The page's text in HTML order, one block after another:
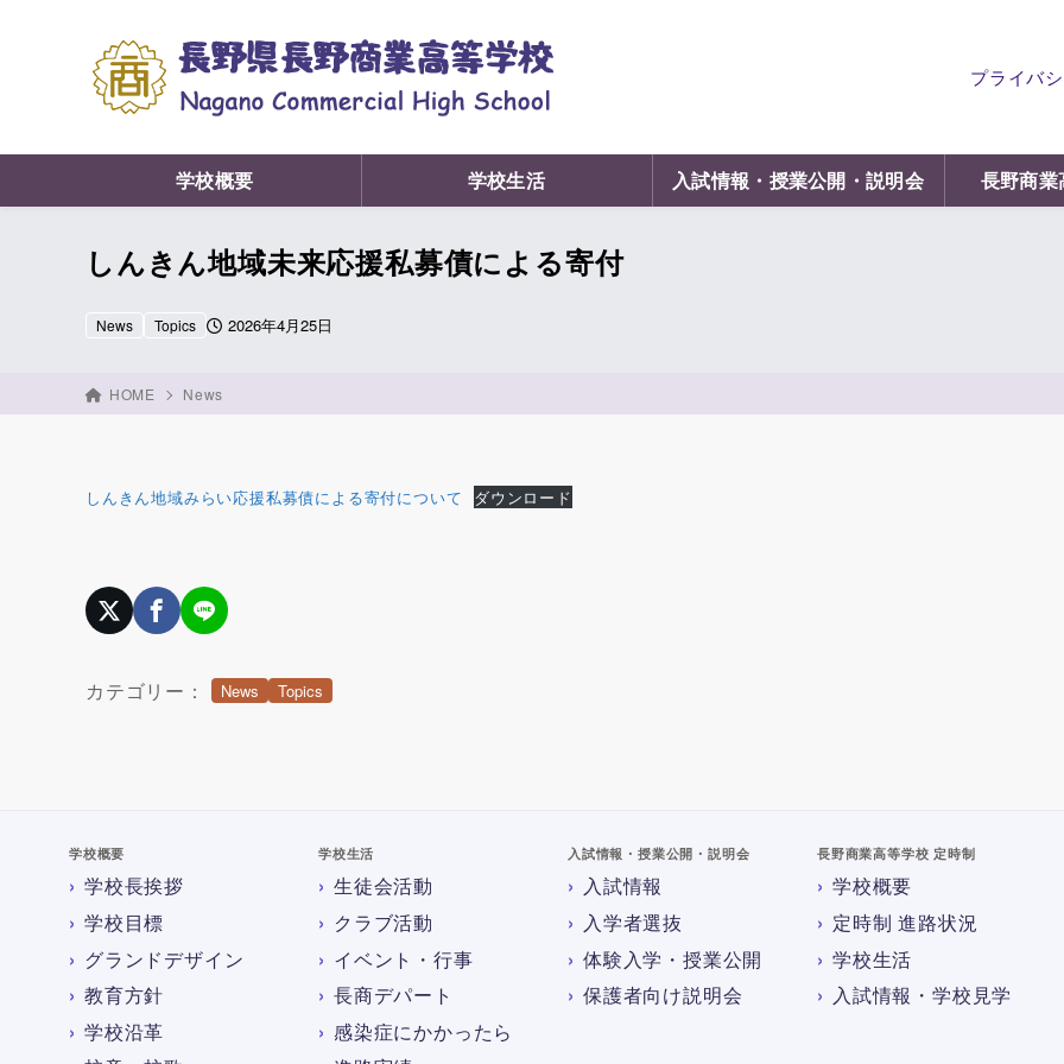
プライバ
学校概要 学校生活 入試情報・授業公開・説明会 長野商
しんきん地域未来応援私募債による寄付
2026年4月25日
News Topics
HOME News
しんきん地域みらい応援私募債による寄付について ダウンロード
カテゴリー： News Topics
学校概要
学校長挨拶
学校目標
グランドデザイン
教育方針
学校沿革
学校生活
生徒会活動
クラブ活動
イベント・行事
長商デパート
感染症にかかったら
入試情報・授業公開・説明会
入試情報
入学者選抜
体験入学・授業公開
保護者向け説明会
長野商業高等学校 定時制
学校概要
定時制 進路状況
学校生活
入試情報・学校見学